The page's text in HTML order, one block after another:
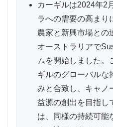
カーギルは2024年2
ラへの需要の高まり
農家と新興市場との
オーストラリアで
ムを開始しました。
ギルのグローバルな
みと合致し、キャノ
益源の創出を目指し
は、同様の持続可能